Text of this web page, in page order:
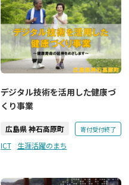
デジタル技術を活用した健康づ
くり事業
広島県 神石高原町 寄付受付終了
ICT 生涯活躍のまち